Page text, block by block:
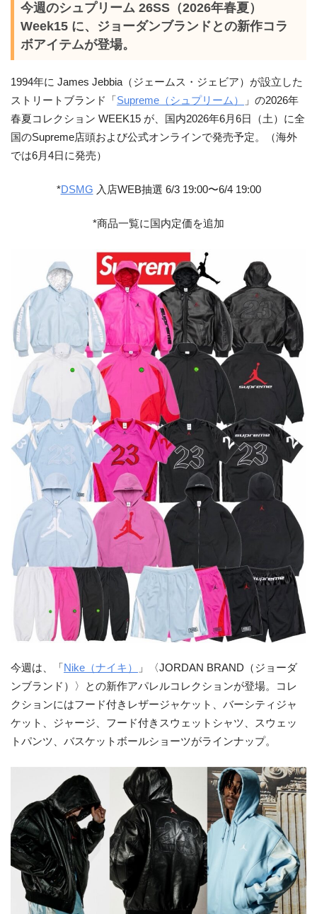
今週のシュプリーム 26SS（2026年春夏）
Week15 に、ジョーダンブランドとの新作コラ
ボアイテムが登場。
1994年に James Jebbia（ジェームス・ジェビア）が設立した
ストリートブランド「 Supreme（シュプリーム）
」の2026年
春夏コレクション WEEK15 が、国内2026年6月6日（土）に全
国のSupreme店頭および公式オンラインで発売予定。（海外
では6月4日に発売）
*DSMG 入店WEB抽選 6/3 19:00〜6/4 19:00
*商品一覧に国内定価を追加
今週は、「 Nike（ナイキ）
」〈JORDAN BRAND（ジョーダ
ンブランド）〉との新作アパレルコレクションが登場。コレ
クションにはフード付きレザージャケット、バーシティジャ
ケット、ジャージ、フード付きスウェットシャツ、スウェッ
トパンツ、バスケットボールショーツがラインナップ。